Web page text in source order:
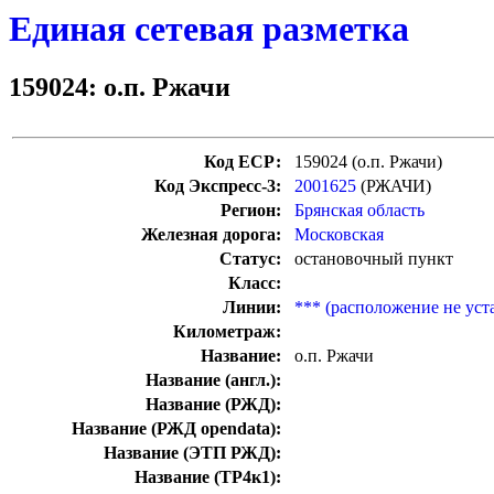
Единая сетевая разметка
159024: о.п. Ржачи
Код ЕСР:
159024 (о.п. Ржачи)
Код Экспресс-3:
2001625 (РЖАЧИ)
Регион:
Брянская область
Железная дорога:
Московская
Статус:
остановочный пункт
Класс:
Линии:
*** (расположение не
Километраж:
Название:
о.п. Ржачи
Название (англ.):
Название (РЖД):
Название (РЖД opendata):
Название (ЭТП РЖД):
Название (ТР4к1):